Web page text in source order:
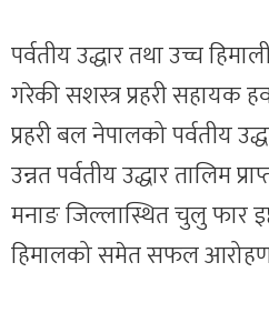
पर्वतीय उद्धार तथा उच्च
गरेकी सशस्त्र प्रहरी सहायक
प्रहरी बल नेपालको पर्वतीय
उन्नत पर्वतीय उद्धार तालिम
मनाङ जिल्लास्थित चुलु फार
हिमालको समेत सफल